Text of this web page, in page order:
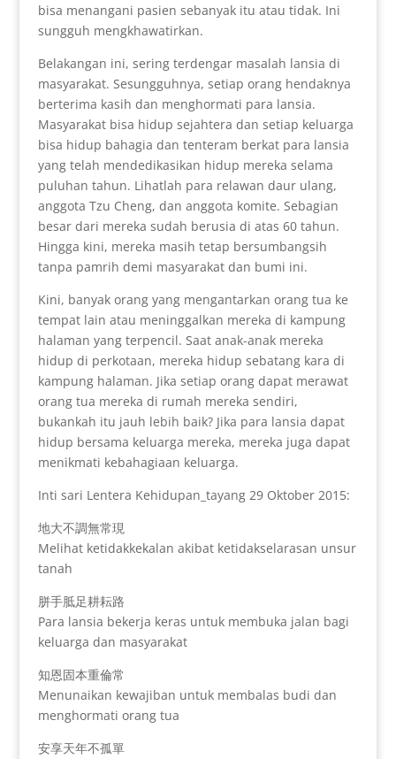
bisa menangani pasien sebanyak itu atau tidak. Ini
sungguh mengkhawatirkan.
Belakangan ini, sering terdengar masalah lansia di
masyarakat. Sesungguhnya, setiap orang hendaknya
berterima kasih dan menghormati para lansia.
Masyarakat bisa hidup sejahtera dan setiap keluarga
bisa hidup bahagia dan tenteram berkat para lansia
yang telah mendedikasikan hidup mereka selama
puluhan tahun. Lihatlah para relawan daur ulang,
anggota Tzu Cheng, dan anggota komite. Sebagian
besar dari mereka sudah berusia di atas 60 tahun.
Hingga kini, mereka masih tetap bersumbangsih
tanpa pamrih demi masyarakat dan bumi ini.
Kini, banyak orang yang mengantarkan orang tua ke
tempat lain atau meninggalkan mereka di kampung
halaman yang terpencil. Saat anak-anak mereka
hidup di perkotaan, mereka hidup sebatang kara di
kampung halaman. Jika setiap orang dapat merawat
orang tua mereka di rumah mereka sendiri,
bukankah itu jauh lebih baik? Jika para lansia dapat
hidup bersama keluarga mereka, mereka juga dapat
menikmati kebahagiaan keluarga.
Inti sari Lentera Kehidupan_tayang 29 Oktober 2015:
地大不調無常現
Melihat ketidakkekalan akibat ketidakselarasan unsur
tanah
胼手胝足耕耘路
Para lansia bekerja keras untuk membuka jalan bagi
keluarga dan masyarakat
知恩固本重倫常
Menunaikan kewajiban untuk membalas budi dan
menghormati orang tua
安享天年不孤單